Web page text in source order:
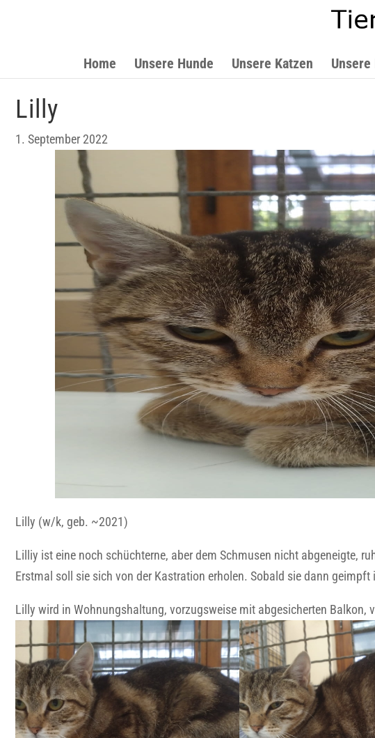
Home Unsere Hunde Unsere Katzen
Lilly
1. September 2022
Lilly (w/k, geb. ~2021)
Lilliy ist eine noch schüchterne, aber dem Schmusen nicht abgeneigte,
Erstmal soll sie sich von der Kastration erholen. Sobald sie dann
Lilly wird in Wohnungshaltung, vorzugsweise mit abgesicherten Balkon,